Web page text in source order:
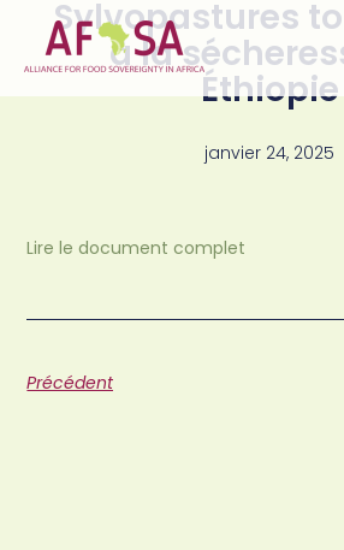
Aller au
contenuSylvopastures
à la
Éthiopie
janvier 24, 2025
Lire le document complet
Précédent